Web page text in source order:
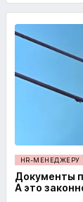
HR-МЕНЕДЖЕРУ
Документы
А это